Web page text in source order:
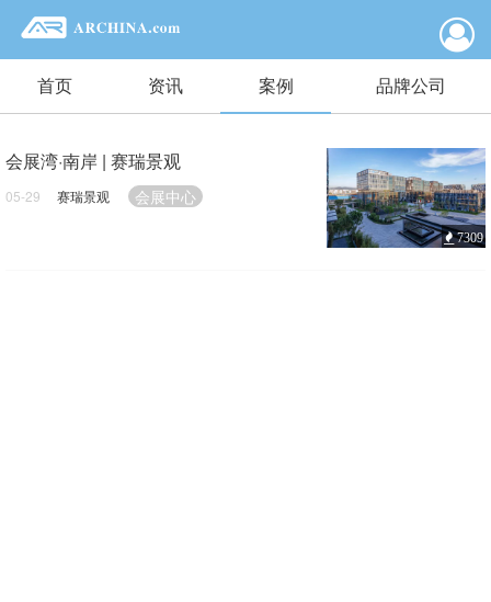
首页 资讯 案例 品牌公司
会展湾·南岸 | 赛瑞景观
05-29 赛瑞景观 会展中心
7309